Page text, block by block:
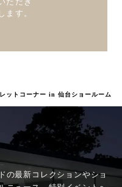
ットコーナー in 仙台ショールーム
ます。
の最新コレクションやショ